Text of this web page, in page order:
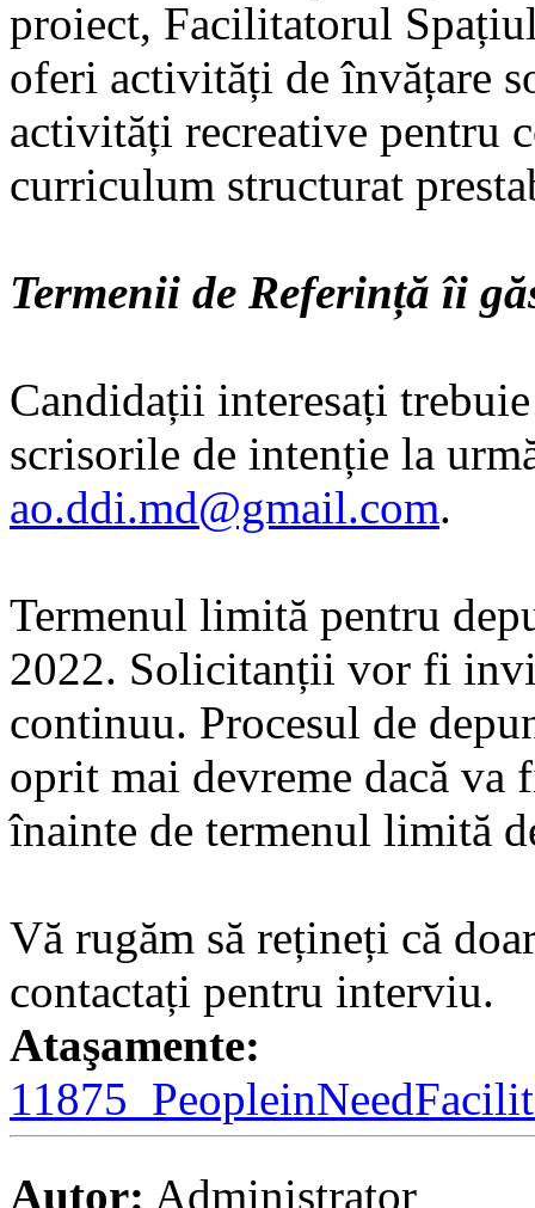
proiect, Facilitatorul
oferi activități de învățare
activități recreative pentru
curriculum structurat
Termenii de Referință îi
Candidații interesați
scrisorile de intenție la
ao.ddi.md@gmail.com.
Termenul limită pentru
2022. Solicitanții vor fi
continuu. Procesul de
oprit mai devreme dacă
înainte de termenul limită
Vă rugăm să rețineți că
contactați pentru interviu.
Ataşamente:
Autor: Administrator